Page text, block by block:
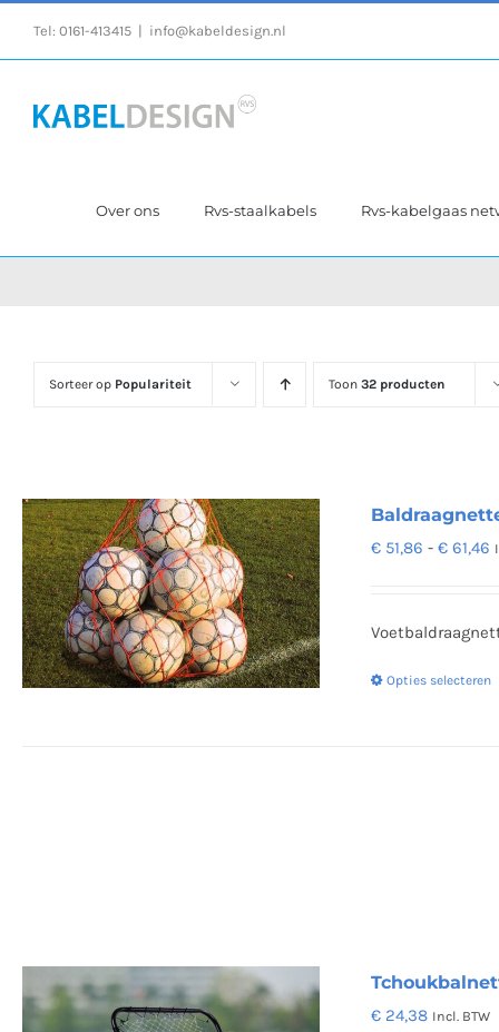
Tel: 0161-413415 info@kabeldesign.nl
Over ons Rvs-staalkabels Rvs-kabelgaas
Sorteer op Populariteit Toon 32 producten
€ 51,86 - € 61,46
Opties selecteren
€ 24,38 Incl. BTW